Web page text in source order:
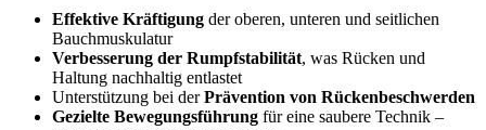
Effektive Kräftigung der oberen, unteren und seitlichen
Bauchmuskulatur
Verbesserung der Rumpfstabilität, was Rücken und
Haltung nachhaltig entlastet
Unterstützung bei derPrävention von Rückenbeschwerden
Gezielte Bewegungsführung für eine saubere Technik –